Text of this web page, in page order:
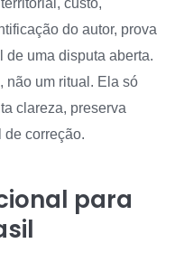
custo,
do autor, prova
de uma disputa aberta.
não um ritual. Ela só
clareza, preserva
de correção.
para